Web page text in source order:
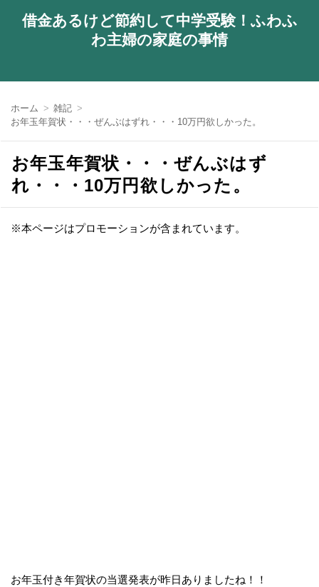
借金あるけど節約して中学受験！ふわふ
わ主婦の家庭の事情
ホーム
雑記
お年玉年賀状・・・ぜんぶはずれ・・・10万円欲しかった。
お年玉年賀状・・・ぜんぶはず
れ・・・10万円欲しかった。
※本ページはプロモーションが含まれています。
お年玉付き年賀状の当選発表が昨日ありましたね！！